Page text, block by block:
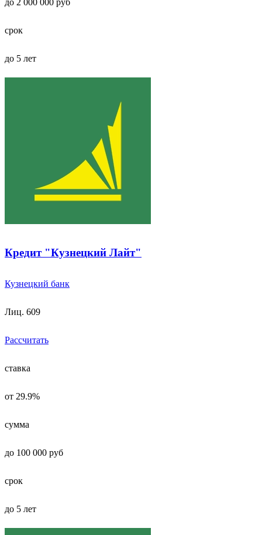
до 2 000 000 руб
срок
до 5 лет
Кредит "Кузнецкий Лайт"
Кузнецкий банк
Лиц. 609
Рассчитать
ставка
от 29.9%
сумма
до 100 000 руб
срок
до 5 лет